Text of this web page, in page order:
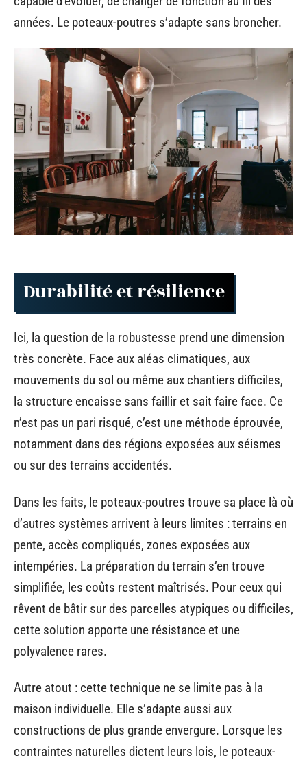
années. Le poteaux-poutres s’adapte sans broncher.
Durabilité et résilience
Ici, la question de la robustesse prend une dimension
très concrète. Face aux aléas climatiques, aux
mouvements du sol ou même aux chantiers difficiles,
la structure encaisse sans faillir et sait faire face. Ce
n’est pas un pari risqué, c’est une méthode éprouvée,
notamment dans des régions exposées aux séismes
ou sur des terrains accidentés.
Dans les faits, le poteaux-poutres trouve sa place là où
d’autres systèmes arrivent à leurs limites : terrains en
pente, accès compliqués, zones exposées aux
intempéries. La préparation du terrain s’en trouve
simplifiée, les coûts restent maîtrisés. Pour ceux qui
rêvent de bâtir sur des parcelles atypiques ou difficiles,
cette solution apporte une résistance et une
polyvalence rares.
Autre atout : cette technique ne se limite pas à la
maison individuelle. Elle s’adapte aussi aux
constructions de plus grande envergure. Lorsque les
contraintes naturelles dictent leurs lois, le poteaux-